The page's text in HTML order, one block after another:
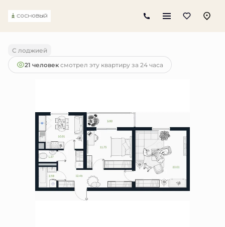
2-комнатная 5 400 000 руб.
С лоджией
21 человексмотрел эту квартиру за 24 часа